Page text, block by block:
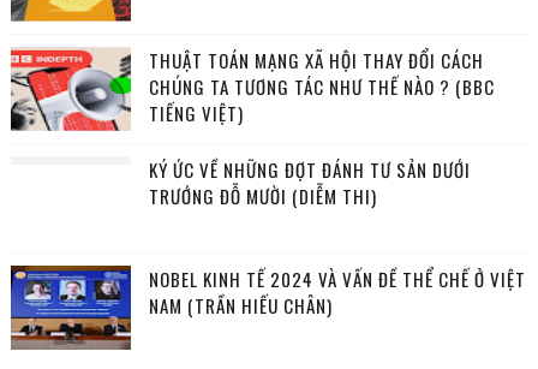
THUẬT TOÁN MẠNG XÃ HỘI THAY ĐỔI CÁCH
CHÚNG TA TƯƠNG TÁC NHƯ THẾ NÀO ? (BBC
TIẾNG VIỆT)
KÝ ỨC VỀ NHỮNG ĐỢT ĐÁNH TƯ SẢN DƯỚI
TRƯỚNG ĐỖ MƯỜI (DIỄM THI)
NOBEL KINH TẾ 2024 VÀ VẤN ĐỀ THỂ CHẾ Ở VIỆT
NAM (TRẦN HIẾU CHÂN)